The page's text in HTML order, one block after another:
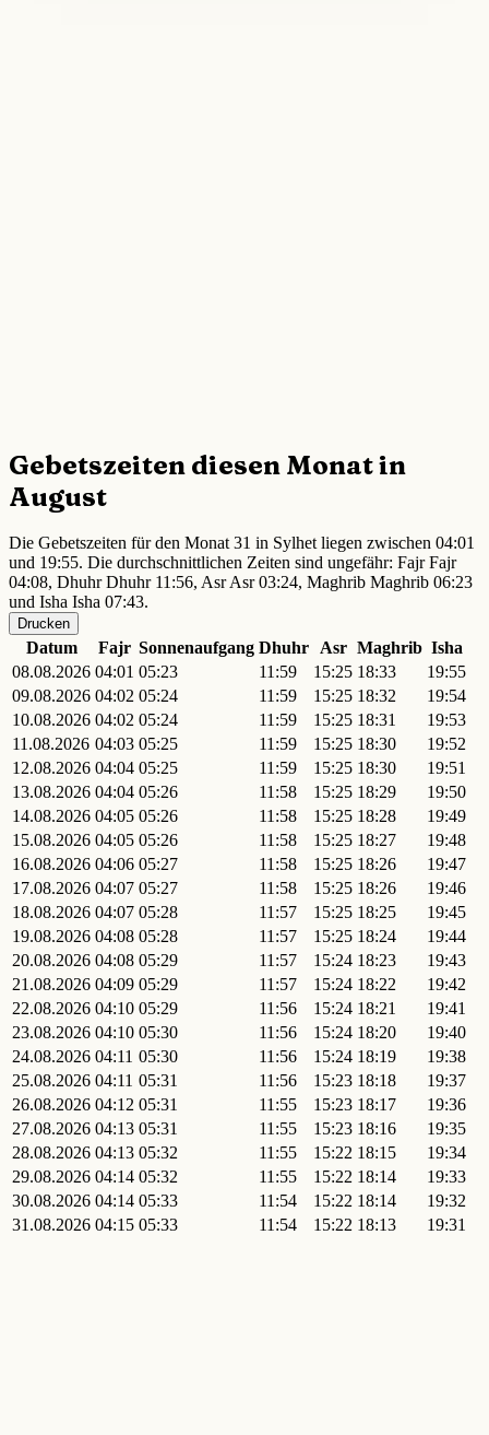
Gebetszeiten diesen Monat in
August
Die Gebetszeiten für den Monat 31 in Sylhet liegen zwischen 04:01
und 19:55. Die durchschnittlichen Zeiten sind ungefähr: Fajr Fajr
04:08, Dhuhr Dhuhr 11:56, Asr Asr 03:24, Maghrib Maghrib 06:23
und Isha Isha 07:43.
Drucken
Datum Fajr Sonnenaufgang Dhuhr Asr Maghrib Isha
08.08.2026 04:01 05:23 11:59 15:25 18:33
19:55
09.08.2026 04:02 05:24 11:59 15:25 18:32
19:54
10.08.2026 04:02 05:24 11:59 15:25 18:31
19:53
11.08.2026 04:03 05:25 11:59 15:25 18:30
19:52
12.08.2026 04:04 05:25 11:59 15:25 18:30
19:51
13.08.2026 04:04 05:26 11:58 15:25 18:29
19:50
14.08.2026 04:05 05:26 11:58 15:25 18:28
19:49
15.08.2026 04:05 05:26 11:58 15:25 18:27
19:48
16.08.2026 04:06 05:27 11:58 15:25 18:26
19:47
17.08.2026 04:07 05:27 11:58 15:25 18:26
19:46
18.08.2026 04:07 05:28 11:57 15:25 18:25
19:45
19.08.2026 04:08 05:28 11:57 15:25 18:24
19:44
20.08.2026 04:08 05:29 11:57 15:24 18:23
19:43
21.08.2026 04:09 05:29 11:57 15:24 18:22
19:42
22.08.2026 04:10 05:29 11:56 15:24 18:21
19:41
23.08.2026 04:10 05:30 11:56 15:24 18:20
19:40
24.08.2026 04:11 05:30 11:56 15:24 18:19
19:38
25.08.2026 04:11 05:31 11:56 15:23 18:18
19:37
26.08.2026 04:12 05:31 11:55 15:23 18:17
19:36
27.08.2026 04:13 05:31 11:55 15:23 18:16
19:35
28.08.2026 04:13 05:32 11:55 15:22 18:15
19:34
29.08.2026 04:14 05:32 11:55 15:22 18:14
19:33
30.08.2026 04:14 05:33 11:54 15:22 18:14
19:32
31.08.2026 04:15 05:33 11:54 15:22 18:13 19:31